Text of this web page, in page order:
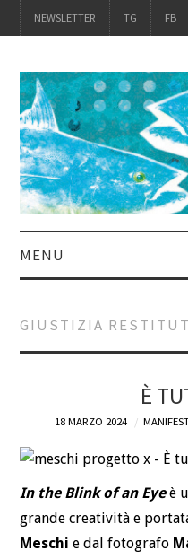
NEWSLETTER TG FB
MENU
CHI
BLOG
GIUSTIZIA
È
18 MARZO 2024
In the Blink of an Eyeè
grande creatività e
Meschi e dal fotografo